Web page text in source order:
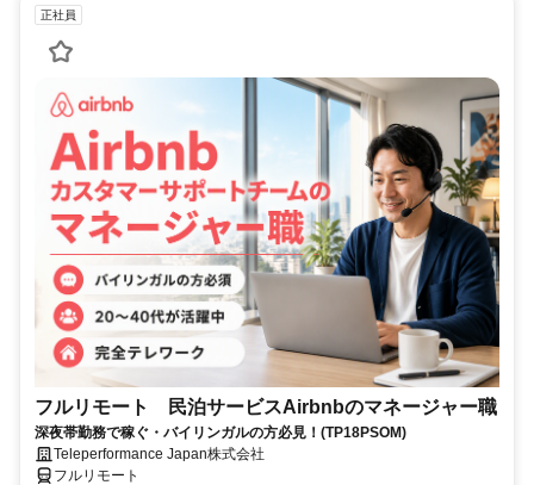
正社員
フルリモート 民泊サービスAirbnbのマネージャー職
深夜帯勤務で稼ぐ・バイリンガルの方必見！(TP18PSOM)
Teleperformance Japan株式会社
フルリモート